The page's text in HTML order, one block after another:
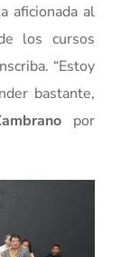
aficionada al
los cursos
“Estoy
bastante,
por